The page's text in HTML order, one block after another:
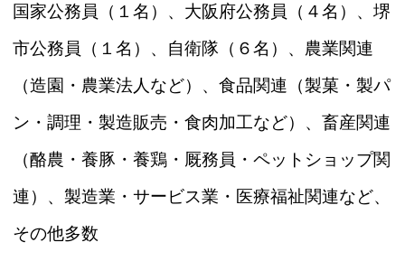
国家公務員（１名）、大阪府公務員（４名）、堺
市公務員（１名）、自衛隊（６名）、農業関連
（造園・農業法人など）、食品関連（製菓・製パ
ン・調理・製造販売・食肉加工など）、畜産関連
（酪農・養豚・養鶏・厩務員・ペットショップ関
連）、製造業・サービス業・医療福祉関連など、
その他多数